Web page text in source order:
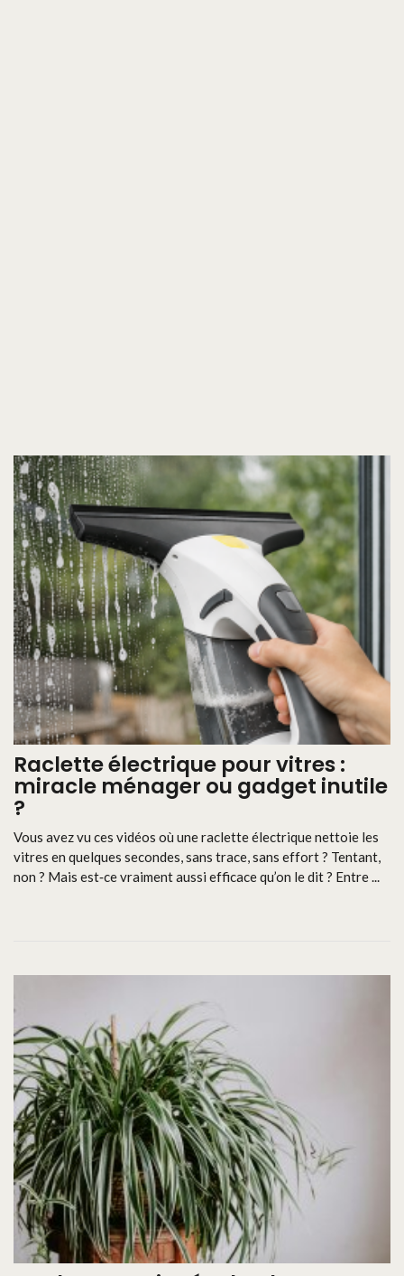
Raclette électrique pour vitres :
miracle ménager ou gadget inutile
?
Vous avez vu ces vidéos où une raclette électrique nettoie les
vitres en quelques secondes, sans trace, sans effort ? Tentant,
non ? Mais est‑ce vraiment aussi efficace qu’on le dit ? Entre ...